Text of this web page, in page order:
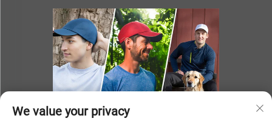
We value your privacy